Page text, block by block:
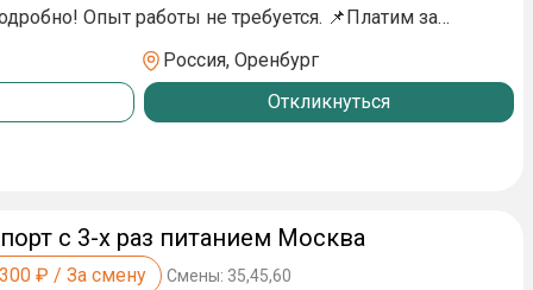
Опыт работы не требуется. 📌Платим за
6/1, смены по 11 часов (1 час обед) - Заселение в
договору (выдается сразу на руки при оформлении) -
- погрузка-разгрузка на
Россия, Оренбург
Откликнуться
с 3-х раз питанием Москва
₽ / За смену Смены: 35,45,60